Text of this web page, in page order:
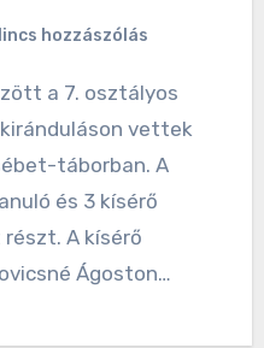
hozzászólás
vettek
táborban. A
és 3 kísérő
A kísérő
Ágoston…